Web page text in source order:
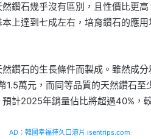
鑽石幾乎沒有區別，且性價比更
上達到七成左右，培育鑽石的應
鑽石的生長條件而製成。雖然成
1.5萬元，而同等品質的天然鑽石至
計2025年銷量佔比將超過40%，
AD：韓國幸福持久口溶片 isentrips.com